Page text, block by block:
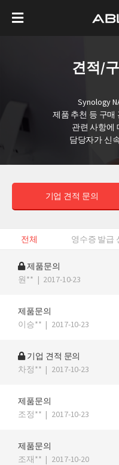
견적/
Synology
제품 추천 등 구매
관련 사항에
담당자가 신
기업 견적 문의
전체 영수증 발급
제품문의
원** | 2017-10-23
제품문의
이승** | 2017-10-23
기업 견적 문의
차정** | 2017-10-23
제품문의
조정** | 2017-10-23
제품문의
조재** | 2017-10-20